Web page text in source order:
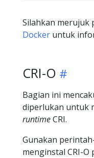
Silahkan merujuk
Docker untuk
CRI-O
Bagian ini
diperlukan untuk
runtimeCRI.
Gunakan
menginstal CRI-O